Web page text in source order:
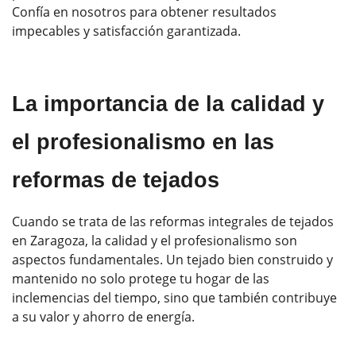
Confía en nosotros para obtener resultados
impecables y satisfacción garantizada.
La importancia de la calidad y
el profesionalismo en las
reformas de tejados
Cuando se trata de las reformas integrales de tejados
en Zaragoza, la calidad y el profesionalismo son
aspectos fundamentales. Un tejado bien construido y
mantenido no solo protege tu hogar de las
inclemencias del tiempo, sino que también contribuye
a su valor y ahorro de energía.